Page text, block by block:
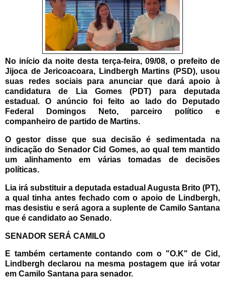
No início da noite desta terça-feira, 09/08, o prefeito de
Jijoca de Jericoacoara, Lindbergh Martins (PSD), usou
suas redes sociais para anunciar que dará apoio à
candidatura de Lia Gomes (PDT) para deputada
estadual. O anúncio foi feito ao lado do Deputado
Federal Domingos Neto, parceiro político e
companheiro de partido de Martins.
O gestor disse que sua decisão é sedimentada na
indicação do Senador Cid Gomes, ao qual tem mantido
um alinhamento em várias tomadas de decisões
políticas.
Lia irá substituir a deputada estadual Augusta Brito (PT),
a qual tinha antes fechado com o apoio de Lindbergh,
mas desistiu e será agora a suplente de Camilo Santana
que é candidato ao Senado.
SENADOR SERÁ CAMILO
E também certamente contando com o "O.K" de Cid,
Lindbergh declarou na mesma postagem que irá votar
em Camilo Santana para senador.